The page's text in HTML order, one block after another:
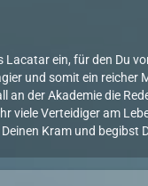
Lacatar ein, für den Du
und somit ein reicher
an der Akademie die
viele Verteidiger am
Kram und begibst